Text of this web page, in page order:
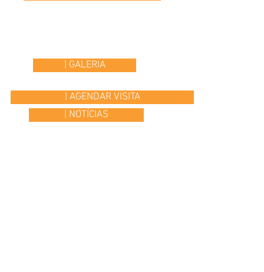
| GALERIA
| AGENDAR VISITA
| NOTÍCIAS